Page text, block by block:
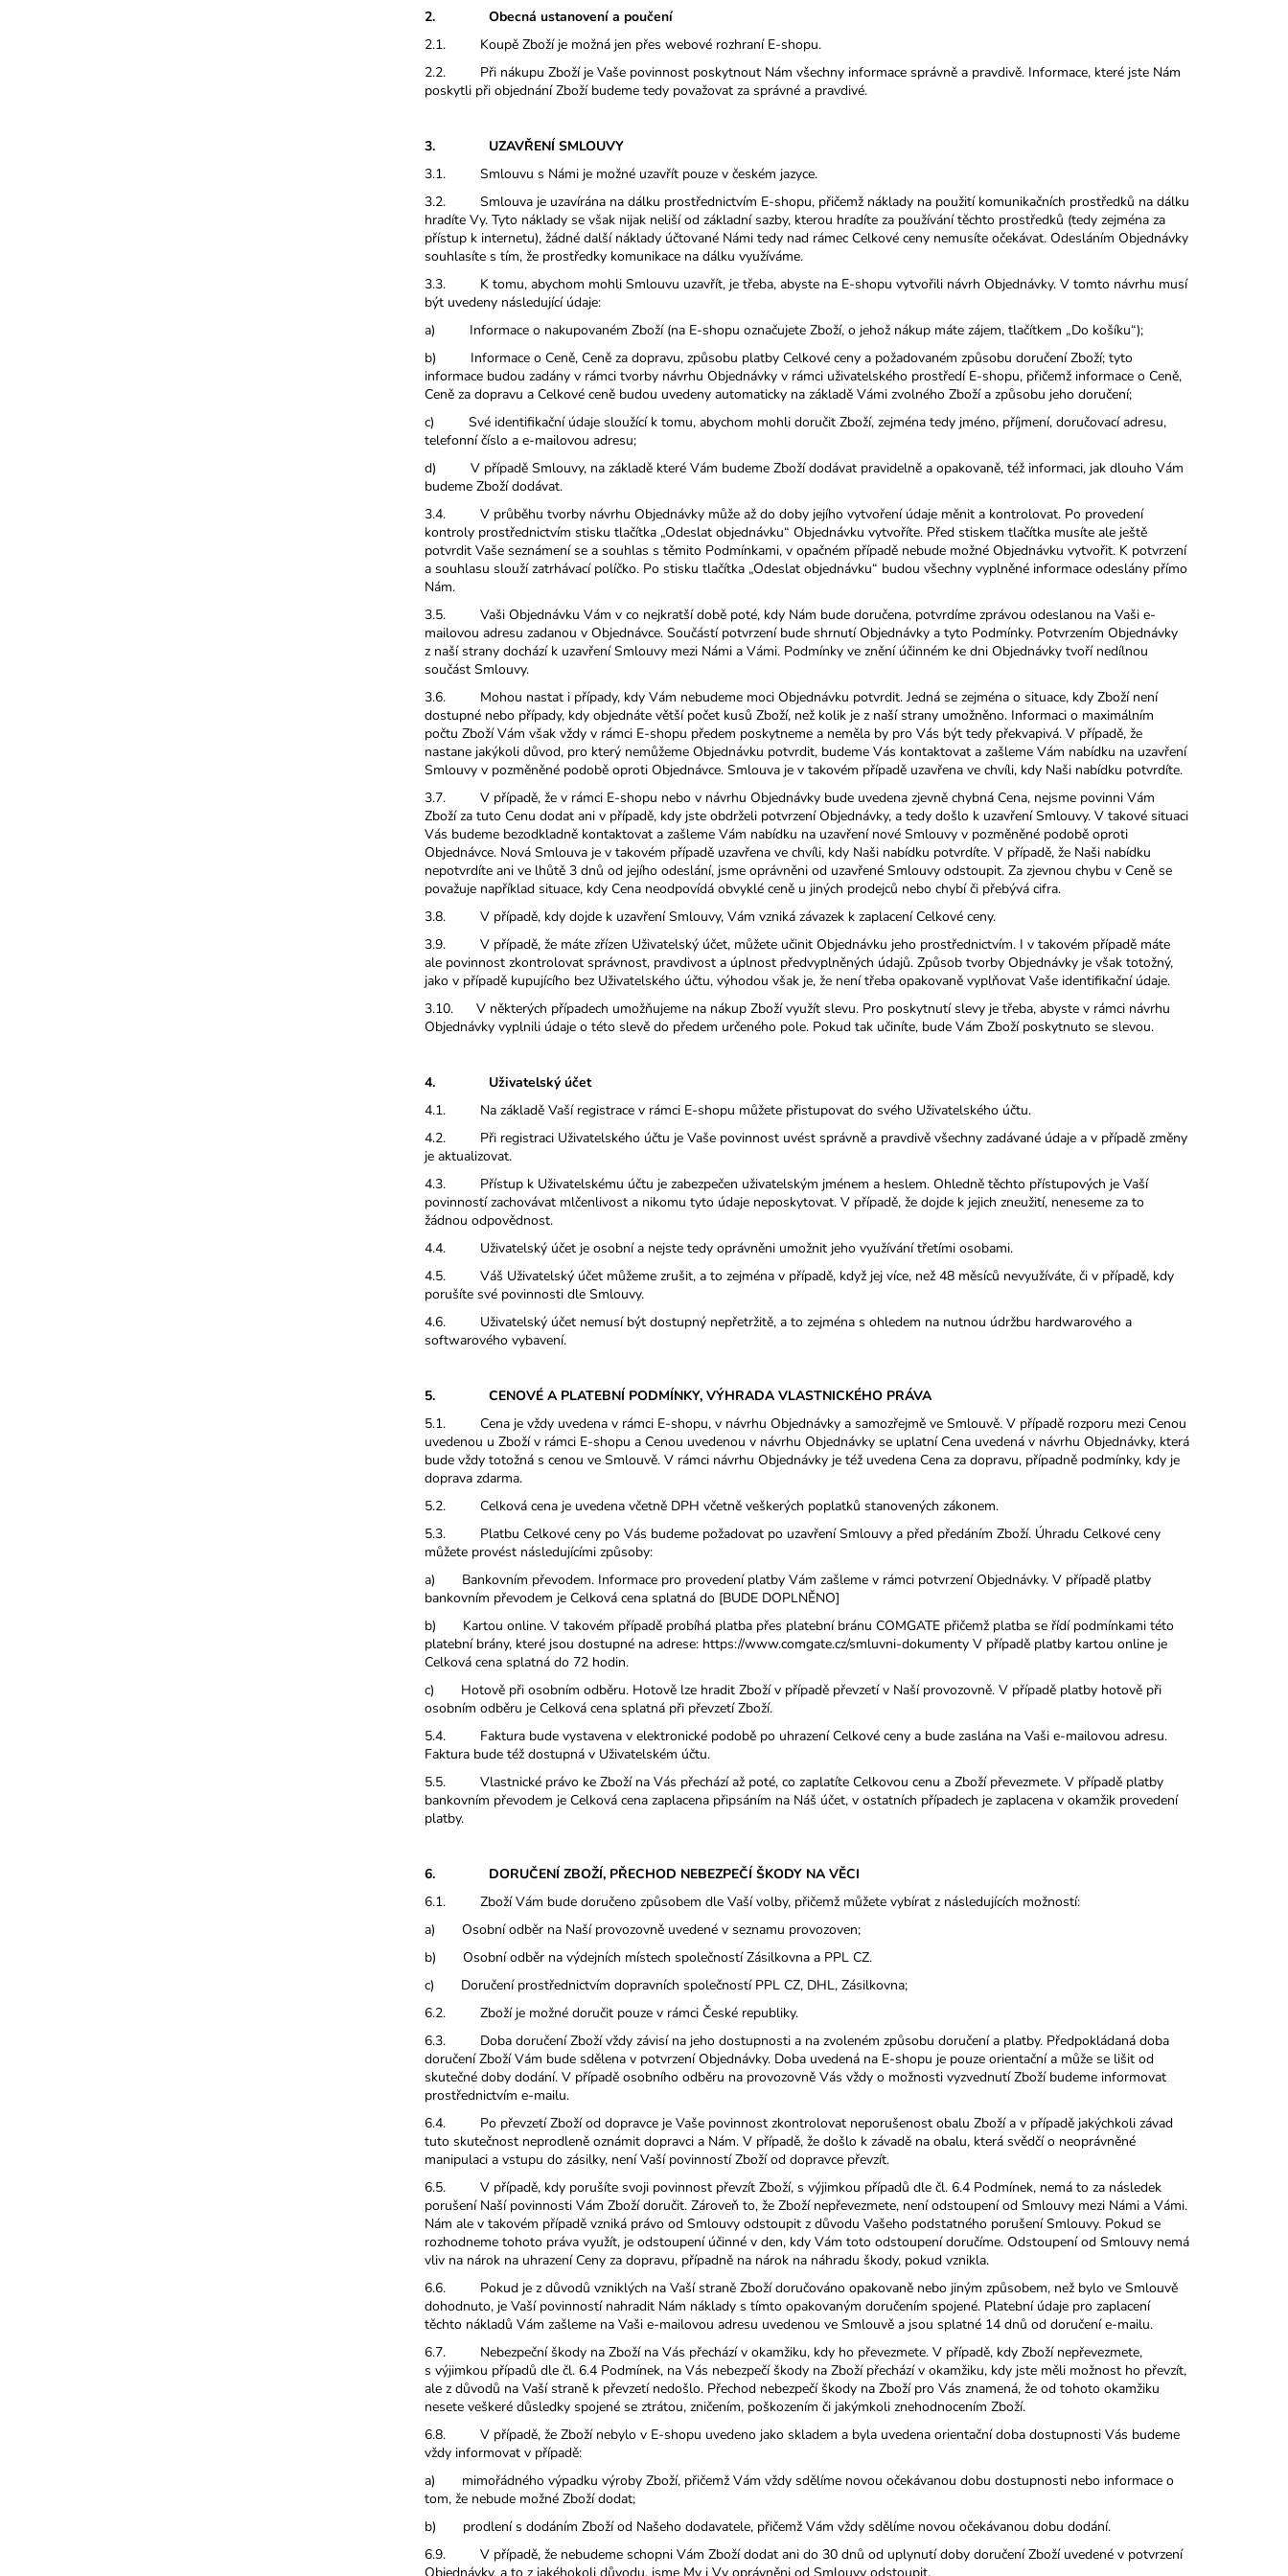
2. Obecná ustanovení a poučení
2.1. Koupě Zboží je možná jen přes webové rozhraní E-shopu.
2.2. Při nákupu Zboží je Vaše povinnost poskytnout Nám všechny informace správně a pravdivě. Informace, které jste Nám
poskytli při objednání Zboží budeme tedy považovat za správné a pravdivé.
3. UZAVŘENÍ SMLOUVY
3.1. Smlouvu s Námi je možné uzavřít pouze v českém jazyce.
3.2. Smlouva je uzavírána na dálku prostřednictvím E-shopu, přičemž náklady na použití komunikačních prostředků na dálku
hradíte Vy. Tyto náklady se však nijak neliší od základní sazby, kterou hradíte za používání těchto prostředků (tedy zejména za
přístup k internetu), žádné další náklady účtované Námi tedy nad rámec Celkové ceny nemusíte očekávat. Odesláním Objednávky
souhlasíte s tím, že prostředky komunikace na dálku využíváme.
3.3. K tomu, abychom mohli Smlouvu uzavřít, je třeba, abyste na E-shopu vytvořili návrh Objednávky. V tomto návrhu musí
být uvedeny následující údaje:
a) Informace o nakupovaném Zboží (na E-shopu označujete Zboží, o jehož nákup máte zájem, tlačítkem „Do košíku“);
b) Informace o Ceně, Ceně za dopravu, způsobu platby Celkové ceny a požadovaném způsobu doručení Zboží; tyto
informace budou zadány v rámci tvorby návrhu Objednávky v rámci uživatelského prostředí E-shopu, přičemž informace o Ceně,
Ceně za dopravu a Celkové ceně budou uvedeny automaticky na základě Vámi zvolného Zboží a způsobu jeho doručení;
c) Své identifikační údaje sloužící k tomu, abychom mohli doručit Zboží, zejména tedy jméno, příjmení, doručovací adresu,
telefonní číslo a e-mailovou adresu;
d) V případě Smlouvy, na základě které Vám budeme Zboží dodávat pravidelně a opakovaně, též informaci, jak dlouho Vám
budeme Zboží dodávat.
3.4. V průběhu tvorby návrhu Objednávky může až do doby jejího vytvoření údaje měnit a kontrolovat. Po provedení
kontroly prostřednictvím stisku tlačítka „Odeslat objednávku“ Objednávku vytvoříte. Před stiskem tlačítka musíte ale ještě
potvrdit Vaše seznámení se a souhlas s těmito Podmínkami, v opačném případě nebude možné Objednávku vytvořit. K potvrzení
a souhlasu slouží zatrhávací políčko. Po stisku tlačítka „Odeslat objednávku“ budou všechny vyplněné informace odeslány přímo
Nám.
3.5. Vaši Objednávku Vám v co nejkratší době poté, kdy Nám bude doručena, potvrdíme zprávou odeslanou na Vaši e-
mailovou adresu zadanou v Objednávce. Součástí potvrzení bude shrnutí Objednávky a tyto Podmínky. Potvrzením Objednávky
z naší strany dochází k uzavření Smlouvy mezi Námi a Vámi. Podmínky ve znění účinném ke dni Objednávky tvoří nedílnou
součást Smlouvy.
3.6. Mohou nastat i případy, kdy Vám nebudeme moci Objednávku potvrdit. Jedná se zejména o situace, kdy Zboží není
dostupné nebo případy, kdy objednáte větší počet kusů Zboží, než kolik je z naší strany umožněno. Informaci o maximálním
počtu Zboží Vám však vždy v rámci E-shopu předem poskytneme a neměla by pro Vás být tedy překvapivá. V případě, že
nastane jakýkoli důvod, pro který nemůžeme Objednávku potvrdit, budeme Vás kontaktovat a zašleme Vám nabídku na uzavření
Smlouvy v pozměněné podobě oproti Objednávce. Smlouva je v takovém případě uzavřena ve chvíli, kdy Naši nabídku potvrdíte.
3.7. V případě, že v rámci E-shopu nebo v návrhu Objednávky bude uvedena zjevně chybná Cena, nejsme povinni Vám
Zboží za tuto Cenu dodat ani v případě, kdy jste obdrželi potvrzení Objednávky, a tedy došlo k uzavření Smlouvy. V takové situaci
Vás budeme bezodkladně kontaktovat a zašleme Vám nabídku na uzavření nové Smlouvy v pozměněné podobě oproti
Objednávce. Nová Smlouva je v takovém případě uzavřena ve chvíli, kdy Naši nabídku potvrdíte. V případě, že Naši nabídku
nepotvrdíte ani ve lhůtě 3 dnů od jejího odeslání, jsme oprávněni od uzavřené Smlouvy odstoupit. Za zjevnou chybu v Ceně se
považuje například situace, kdy Cena neodpovídá obvyklé ceně u jiných prodejců nebo chybí či přebývá cifra.
3.8. V případě, kdy dojde k uzavření Smlouvy, Vám vzniká závazek k zaplacení Celkové ceny.
3.9. V případě, že máte zřízen Uživatelský účet, můžete učinit Objednávku jeho prostřednictvím. I v takovém případě máte
ale povinnost zkontrolovat správnost, pravdivost a úplnost předvyplněných údajů. Způsob tvorby Objednávky je však totožný,
jako v případě kupujícího bez Uživatelského účtu, výhodou však je, že není třeba opakovaně vyplňovat Vaše identifikační údaje.
3.10. V některých případech umožňujeme na nákup Zboží využít slevu. Pro poskytnutí slevy je třeba, abyste v rámci návrhu
Objednávky vyplnili údaje o této slevě do předem určeného pole. Pokud tak učiníte, bude Vám Zboží poskytnuto se slevou.
4. Uživatelský účet
4.1. Na základě Vaší registrace v rámci E-shopu můžete přistupovat do svého Uživatelského účtu.
4.2. Při registraci Uživatelského účtu je Vaše povinnost uvést správně a pravdivě všechny zadávané údaje a v případě změny
je aktualizovat.
4.3. Přístup k Uživatelskému účtu je zabezpečen uživatelským jménem a heslem. Ohledně těchto přístupových je Vaší
povinností zachovávat mlčenlivost a nikomu tyto údaje neposkytovat. V případě, že dojde k jejich zneužití, neneseme za to
žádnou odpovědnost.
4.4. Uživatelský účet je osobní a nejste tedy oprávněni umožnit jeho využívání třetími osobami.
4.5. Váš Uživatelský účet můžeme zrušit, a to zejména v případě, když jej více, než 48 měsíců nevyužíváte, či v případě, kdy
porušíte své povinnosti dle Smlouvy.
4.6. Uživatelský účet nemusí být dostupný nepřetržitě, a to zejména s ohledem na nutnou údržbu hardwarového a
softwarového vybavení.
5. CENOVÉ A PLATEBNÍ PODMÍNKY, VÝHRADA VLASTNICKÉHO PRÁVA
5.1. Cena je vždy uvedena v rámci E-shopu, v návrhu Objednávky a samozřejmě ve Smlouvě. V případě rozporu mezi Cenou
uvedenou u Zboží v rámci E-shopu a Cenou uvedenou v návrhu Objednávky se uplatní Cena uvedená v návrhu Objednávky, která
bude vždy totožná s cenou ve Smlouvě. V rámci návrhu Objednávky je též uvedena Cena za dopravu, případně podmínky, kdy je
doprava zdarma.
5.2. Celková cena je uvedena včetně DPH včetně veškerých poplatků stanovených zákonem.
5.3. Platbu Celkové ceny po Vás budeme požadovat po uzavření Smlouvy a před předáním Zboží. Úhradu Celkové ceny
můžete provést následujícími způsoby:
a) Bankovním převodem. Informace pro provedení platby Vám zašleme v rámci potvrzení Objednávky. V případě platby
bankovním převodem je Celková cena splatná do [BUDE DOPLNĚNO]
b) Kartou online. V takovém případě probíhá platba přes platební bránu COMGATE přičemž platba se řídí podmínkami této
platební brány, které jsou dostupné na adrese: https://www.comgate.cz/smluvni-dokumenty V případě platby kartou online je
Celková cena splatná do 72 hodin.
c) Hotově při osobním odběru. Hotově lze hradit Zboží v případě převzetí v Naší provozovně. V případě platby hotově při
osobním odběru je Celková cena splatná při převzetí Zboží.
5.4. Faktura bude vystavena v elektronické podobě po uhrazení Celkové ceny a bude zaslána na Vaši e-mailovou adresu.
Faktura bude též dostupná v Uživatelském účtu.
5.5. Vlastnické právo ke Zboží na Vás přechází až poté, co zaplatíte Celkovou cenu a Zboží převezmete. V případě platby
bankovním převodem je Celková cena zaplacena připsáním na Náš účet, v ostatních případech je zaplacena v okamžik provedení
platby.
6. DORUČENÍ ZBOŽÍ, PŘECHOD NEBEZPEČÍ ŠKODY NA VĚCI
6.1. Zboží Vám bude doručeno způsobem dle Vaší volby, přičemž můžete vybírat z následujících možností:
a) Osobní odběr na Naší provozovně uvedené v seznamu provozoven;
b) Osobní odběr na výdejních místech společností Zásilkovna a PPL CZ.
c) Doručení prostřednictvím dopravních společností PPL CZ, DHL, Zásilkovna;
6.2. Zboží je možné doručit pouze v rámci České republiky.
6.3. Doba doručení Zboží vždy závisí na jeho dostupnosti a na zvoleném způsobu doručení a platby. Předpokládaná doba
doručení Zboží Vám bude sdělena v potvrzení Objednávky. Doba uvedená na E-shopu je pouze orientační a může se lišit od
skutečné doby dodání. V případě osobního odběru na provozovně Vás vždy o možnosti vyzvednutí Zboží budeme informovat
prostřednictvím e-mailu.
6.4. Po převzetí Zboží od dopravce je Vaše povinnost zkontrolovat neporušenost obalu Zboží a v případě jakýchkoli závad
tuto skutečnost neprodleně oznámit dopravci a Nám. V případě, že došlo k závadě na obalu, která svědčí o neoprávněné
manipulaci a vstupu do zásilky, není Vaší povinností Zboží od dopravce převzít.
6.5. V případě, kdy porušíte svoji povinnost převzít Zboží, s výjimkou případů dle čl. 6.4 Podmínek, nemá to za následek
porušení Naší povinnosti Vám Zboží doručit. Zároveň to, že Zboží nepřevezmete, není odstoupení od Smlouvy mezi Námi a Vámi.
Nám ale v takovém případě vzniká právo od Smlouvy odstoupit z důvodu Vašeho podstatného porušení Smlouvy. Pokud se
rozhodneme tohoto práva využít, je odstoupení účinné v den, kdy Vám toto odstoupení doručíme. Odstoupení od Smlouvy nemá
vliv na nárok na uhrazení Ceny za dopravu, případně na nárok na náhradu škody, pokud vznikla.
6.6. Pokud je z důvodů vzniklých na Vaší straně Zboží doručováno opakovaně nebo jiným způsobem, než bylo ve Smlouvě
dohodnuto, je Vaší povinností nahradit Nám náklady s tímto opakovaným doručením spojené. Platební údaje pro zaplacení
těchto nákladů Vám zašleme na Vaši e-mailovou adresu uvedenou ve Smlouvě a jsou splatné 14 dnů od doručení e-mailu.
6.7. Nebezpeční škody na Zboží na Vás přechází v okamžiku, kdy ho převezmete. V případě, kdy Zboží nepřevezmete,
s výjimkou případů dle čl. 6.4 Podmínek, na Vás nebezpečí škody na Zboží přechází v okamžiku, kdy jste měli možnost ho převzít,
ale z důvodů na Vaší straně k převzetí nedošlo. Přechod nebezpečí škody na Zboží pro Vás znamená, že od tohoto okamžiku
nesete veškeré důsledky spojené se ztrátou, zničením, poškozením či jakýmkoli znehodnocením Zboží.
6.8. V případě, že Zboží nebylo v E-shopu uvedeno jako skladem a byla uvedena orientační doba dostupnosti Vás budeme
vždy informovat v případě:
a) mimořádného výpadku výroby Zboží, přičemž Vám vždy sdělíme novou očekávanou dobu dostupnosti nebo informace o
tom, že nebude možné Zboží dodat;
b) prodlení s dodáním Zboží od Našeho dodavatele, přičemž Vám vždy sdělíme novou očekávanou dobu dodání.
6.9. V případě, že nebudeme schopni Vám Zboží dodat ani do 30 dnů od uplynutí doby doručení Zboží uvedené v potvrzení
Objednávky, a to z jakéhokoli důvodu, jsme My i Vy oprávněni od Smlouvy odstoupit.